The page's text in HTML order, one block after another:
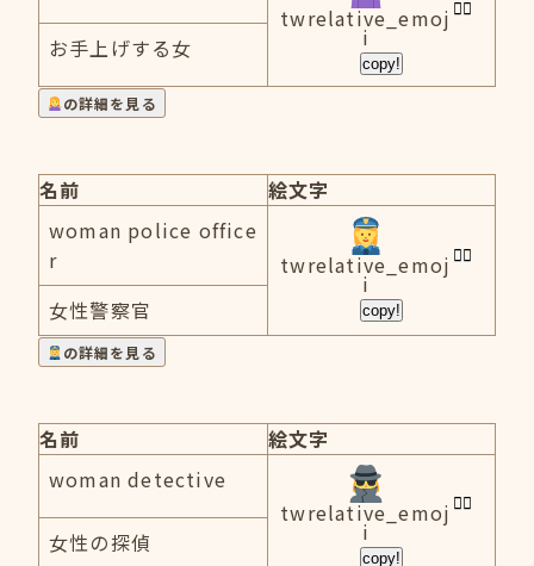
twrelative_emoj
i
copy!
お手上げする女
の詳細を見る
名前
絵文字
woman police office
r
twrelative_emoj
i
copy!
女性警察官
の詳細を見る
名前
絵文字
woman detective
twrelative_emoj
i
copy!
女性の探偵